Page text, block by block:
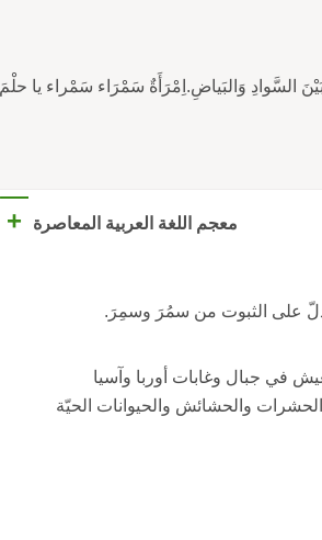
السَّوادِ وَالبَياضِ.اِمْرَأَةٌ سَمْرَاء سَمْراء يا حلْمَ
معجم اللغة العربية المعاصرة +
على الثبوت من سمُرَ وسمِرَ.
في جبال وغابات أوربا وآسيا
والحشائش والحيوانات الحيّة